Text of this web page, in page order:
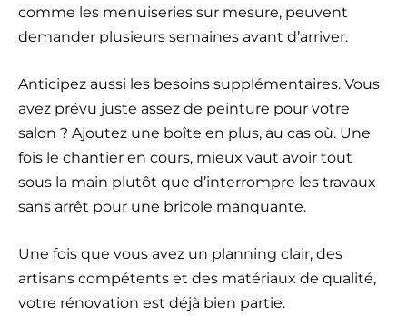
comme les menuiseries sur mesure, peuvent
demander plusieurs semaines avant d’arriver.
Anticipez aussi les besoins supplémentaires. Vous
avez prévu juste assez de peinture pour votre
salon ? Ajoutez une boîte en plus, au cas où. Une
fois le chantier en cours, mieux vaut avoir tout
sous la main plutôt que d’interrompre les travaux
sans arrêt pour une bricole manquante.
Une fois que vous avez un planning clair, des
artisans compétents et des matériaux de qualité,
votre rénovation est déjà bien partie.